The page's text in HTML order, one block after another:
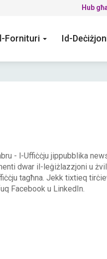
Hub
Fornituri Id-
- l-Uffiċċju jippubblika
dwar il-leġiżlazzjoni u
tagħna. Jekk tixtieq
Facebook u LinkedIn.